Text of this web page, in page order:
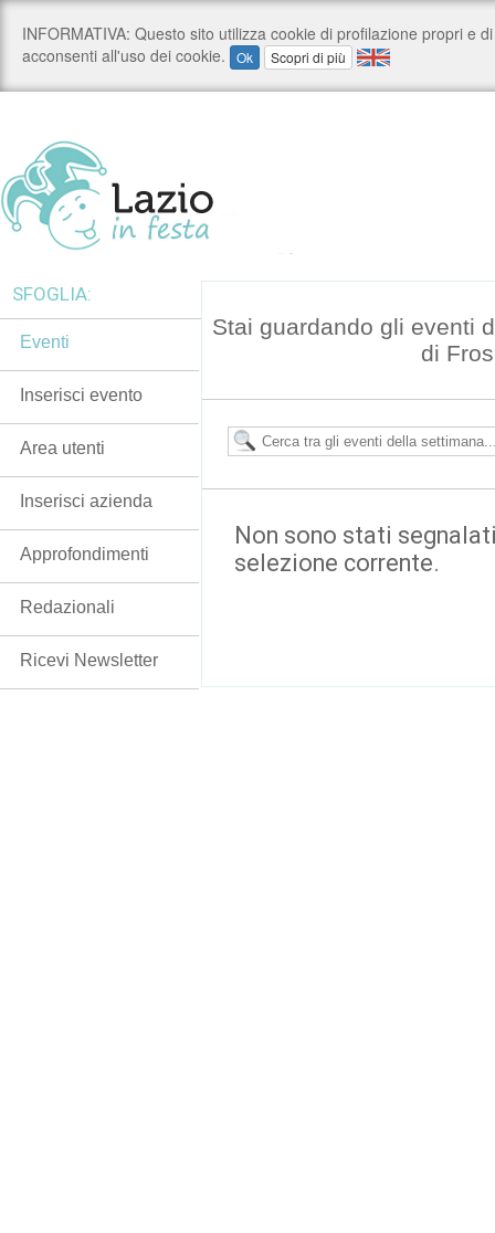
Stai guardando gli eventi
di
Non sono stati
selezione corrente.
SFOGLIA:
Eventi
Inserisci evento
Area utenti
Inserisci azienda
Approfondimenti
Redazionali
Ricevi Newsletter